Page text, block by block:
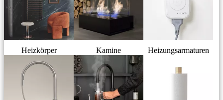
Heizkörper Kamine Heizungsarmaturen